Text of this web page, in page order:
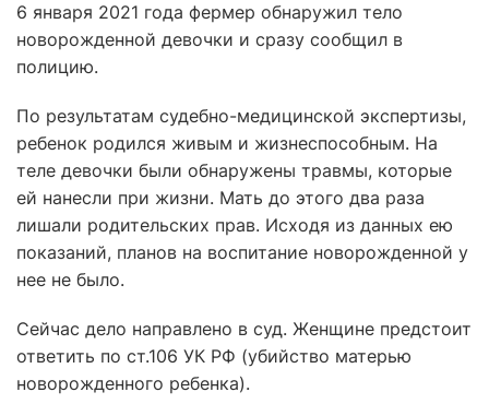
6 января 2021 года фермер обнаружил тело
новорожденной девочки и сразу сообщил в
полицию.
По результатам судебно-медицинской экспертизы,
ребенок родился живым и жизнеспособным. На
теле девочки были обнаружены травмы, которые
ей нанесли при жизни. Мать до этого два раза
лишали родительских прав. Исходя из данных ею
показаний, планов на воспитание новорожденной у
нее не было.
Сейчас дело направлено в суд. Женщине предстоит
ответить по ст.106 УК РФ (убийство матерью
новорожденного ребенка).